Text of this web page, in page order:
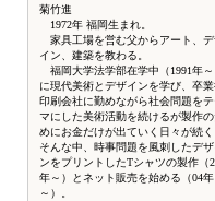
菊竹進
1972年 福岡生まれ。
家具工場を営む父からアート、
イン、建築を教わる。
福岡大学法学部在学中（1991年～
に現代美術とデザインを学び、卒業
印刷会社に勤めながら社会問題をテ
マにした美術活動を続けるが製作の
めにお金だけが出ていく日々が続く
そんな中、時事問題を風刺したデザ
ンをプリントしたTシャツの製作（
年～）とネット販売を始める（04年
～）。